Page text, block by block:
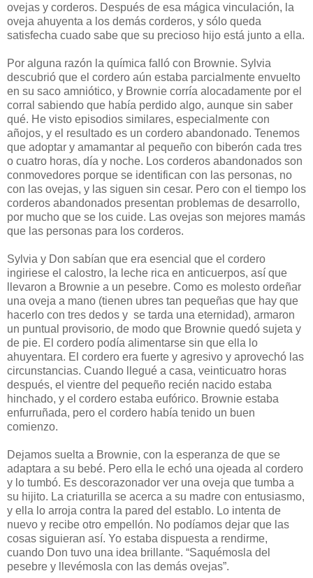
ovejas y corderos. Después de esa mágica vinculación, la
oveja ahuyenta a los demás corderos, y sólo queda
satisfecha cuado sabe que su precioso hijo está junto a ella.
Por alguna razón la química falló con Brownie. Sylvia
descubrió que el cordero aún estaba parcialmente envuelto
en su saco amniótico, y Brownie corría alocadamente por el
corral sabiendo que había perdido algo, aunque sin saber
qué. He visto episodios similares, especialmente con
añojos, y el resultado es un cordero abandonado. Tenemos
que adoptar y amamantar al pequeño con biberón cada tres
o cuatro horas, día y noche. Los corderos abandonados son
conmovedores porque se identifican con las personas, no
con las ovejas, y las siguen sin cesar. Pero con el tiempo los
corderos abandonados presentan problemas de desarrollo,
por mucho que se los cuide. Las ovejas son mejores mamás
que las personas para los corderos.
Sylvia y Don sabían que era esencial que el cordero
ingiriese el calostro, la leche rica en anticuerpos, así que
llevaron a Brownie a un pesebre. Como es molesto ordeñar
una oveja a mano (tienen ubres tan pequeñas que hay que
hacerlo con tres dedos y se tarda una eternidad), armaron
un puntual provisorio, de modo que Brownie quedó sujeta y
de pie. El cordero podía alimentarse sin que ella lo
ahuyentara. El cordero era fuerte y agresivo y aprovechó las
circunstancias. Cuando llegué a casa, veinticuatro horas
después, el vientre del pequeño recién nacido estaba
hinchado, y el cordero estaba eufórico. Brownie estaba
enfurruñada, pero el cordero había tenido un buen
comienzo.
Dejamos suelta a Brownie, con la esperanza de que se
adaptara a su bebé. Pero ella le echó una ojeada al cordero
y lo tumbó. Es descorazonador ver una oveja que tumba a
su hijito. La criaturilla se acerca a su madre con entusiasmo,
y ella lo arroja contra la pared del establo. Lo intenta de
nuevo y recibe otro empellón. No podíamos dejar que las
cosas siguieran así. Yo estaba dispuesta a rendirme,
cuando Don tuvo una idea brillante. “Saquémosla del
pesebre y llevémosla con las demás ovejas”.